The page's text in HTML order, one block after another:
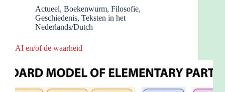
Actueel, Boekenwurm, Filosofie,
Geschiedenis, Teksten in het
Nederlands/Dutch
AI en/of de waarheid